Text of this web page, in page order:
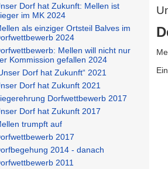
Dorf hat Zukunft: Mellen ist
im MK 2024
als einziger Ortsteil Balves im
2024
Mellen will nicht nur
Kommission gefallen 2024
Dorf hat Zukunft“ 2021
Dorf hat Zukunft 2021
Dorfwettbewerb 2017
Dorf hat Zukunft 2017
trumpft auf
2017
2014 - danach
2011